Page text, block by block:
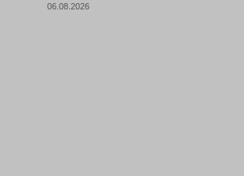
06.08.2026